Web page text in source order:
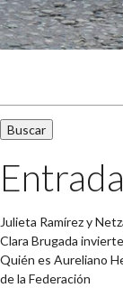
Julieta Ramírez y
Clara Brugada
Quién es Aureliano
de la Federación